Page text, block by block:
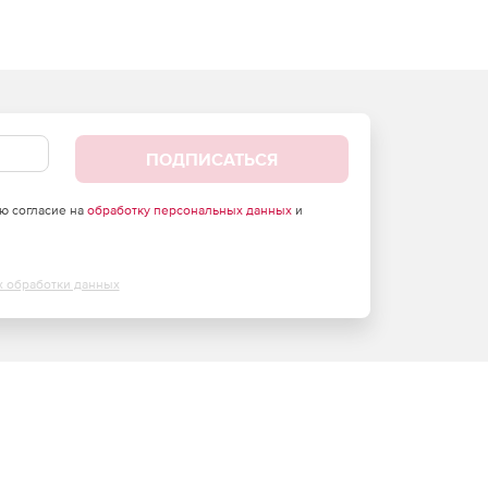
ПОДПИСАТЬСЯ
согласие на обработку персональных данныхи
обработки данных